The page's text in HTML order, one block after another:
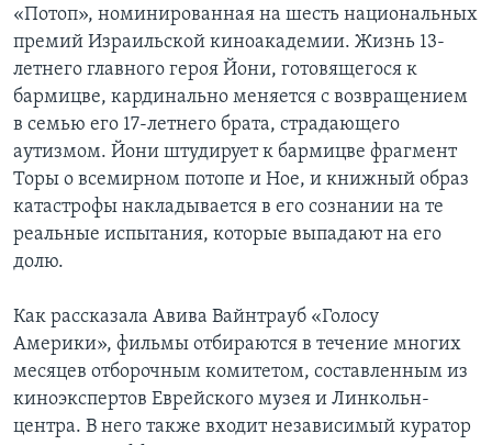
«Потоп», номинированная на шесть национальных
премий Израильской киноакадемии. Жизнь 13-
летнего главного героя Йони, готовящегося к
бармицве, кардинально меняется с возвращением
в семью его 17-летнего брата, страдающего
аутизмом. Йони штудирует к бармицве фрагмент
Торы о всемирном потопе и Ное, и книжный образ
катастрофы накладывается в его сознании на те
реальные испытания, которые выпадают на его
долю.
Как рассказала Авива Вайнтрауб «Голосу
Америки», фильмы отбираются в течение многих
месяцев отборочным комитетом, составленным из
киноэкспертов Еврейского музея и Линкольн-
центра. В него также входит независимый куратор